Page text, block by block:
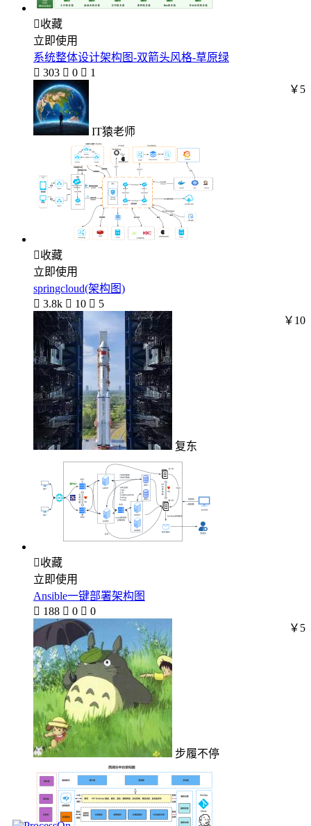
收藏
立即使用
系统整体设计架构图-双箭头风格-草原绿
 303  0  1
IT猿老师
￥5
收藏
立即使用
springcloud(架构图)
 3.8k  10  5
复东
￥10
收藏
立即使用
Ansible一键部署架构图
 188  0  0
步履不停
￥5